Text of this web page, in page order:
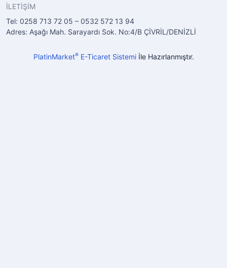
İLETİŞİM
Tel: 0258 713 72 05 – 0532 572 13 94
Adres: Aşağı Mah. Sarayardı Sok. No:4/B ÇİVRİL/DENİZLİ
PlatinMarket®E-Ticaret Sistemiİle Hazırlanmıştır.